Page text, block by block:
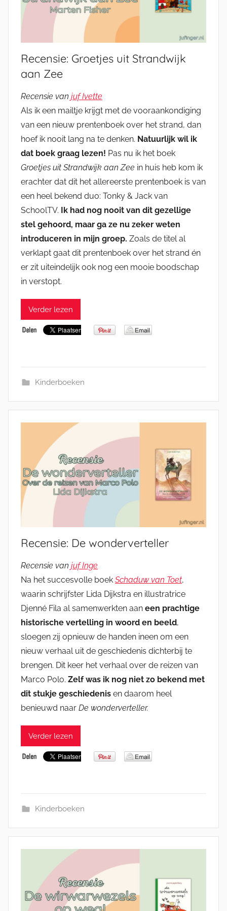
Recensie: Groetjes uit Strandwijk
aan Zee
Recensie van juf Ivette
Als ik een mailtje krijgt met de vooraankondiging
van een nieuw prentenboek over het strand, dan
hoef ik nooit lang na te denken. Natuurlijk wil ik
dat boek graag lezen! Pas nu ik het boek
Groetjes uit Strandwijk aan Zee in huis heb kom ik
erachter dat dit het allereerste prentenboek is van
een heel bekend duo: Tonky & Jack van
SchoolTV.
Ik had nog nooit van dit gezellige
stel gehoord, maar ga ze nu zeker weten
introduceren in mijn groep. Zoals de titel al
verklapt gaat dit prentenboek over het strand én
er zit uiteindelijk ook nog een mooie boodschap
in verstopt.
Verder lezen
Kinderboeken
Recensie: De wonderverteller
Recensie van juf Inge
Na het succesvolle boek Schaduw van Toet,
waarin schrijfster Lida Dijkstra en illustratrice
Djenné Fila al samenwerkten aan een prachtige
historische vertelling in woord en beeld,
sloegen zij opnieuw de handen ineen om een
nieuw verhaal uit de geschiedenis dichterbij te
brengen. Dit keer het verhaal over de reizen van
Marco Polo. Zelf was ik nog niet zo bekend met
dit stukje geschiedenis en daarom heel
benieuwd naar De wonderverteller.
Verder lezen
Kinderboeken